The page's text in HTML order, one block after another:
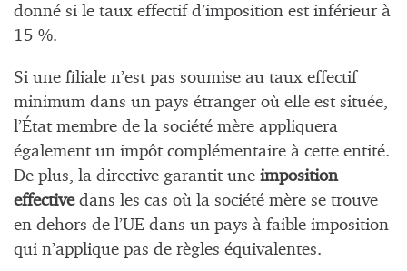
donné si le taux effectif d’imposition est inférieur à
15 %.
Si une filiale n’est pas soumise au taux effectif
minimum dans un pays étranger où elle est située,
l’État membre de la société mère appliquera
également un impôt complémentaire à cette entité.
De plus, la directive garantit une imposition
effectivedans les cas où la société mère se trouve
en dehors de l’UE dans un pays à faible imposition
qui n’applique pas de règles équivalentes.